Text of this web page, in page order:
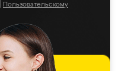
Пользовательскому